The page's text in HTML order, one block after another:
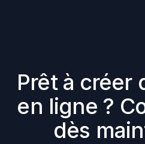
Prêt à créer
en ligne ?
dès